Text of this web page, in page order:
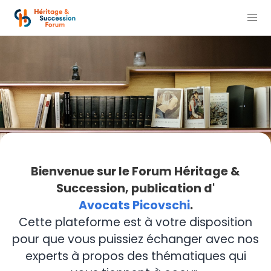
Bienvenue sur le Forum Héritage &
Succession, publication d'
Avocats Picovschi.
Cette plateforme est à votre disposition
pour que vous puissiez échanger avec nos
experts à propos des thématiques qui